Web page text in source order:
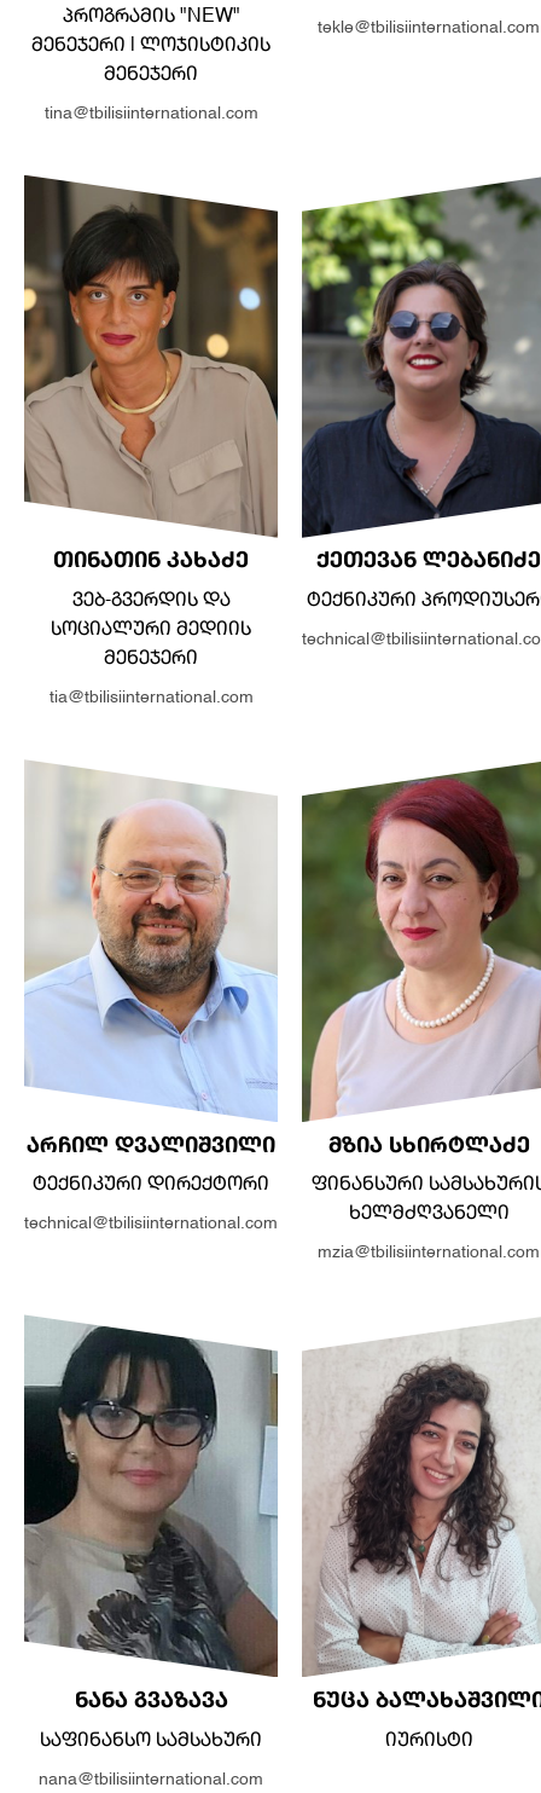
ᲞᲠᲝᲒᲠᲐᲛᲘᲡ "NEW"
ᲛᲔᲜᲔᲯᲔᲠᲘ | ᲚᲝᲯᲘᲡᲢᲘᲙᲘᲡ
ᲛᲔᲜᲔᲯᲔᲠᲘ
tina@tbilisiinternational.com
tekle@tbilisiinternational.com
ᲗᲘᲜᲐᲗᲘᲜ ᲙᲐᲮᲐᲫᲔ
ᲕᲔᲑ-ᲒᲕᲔᲠᲓᲘᲡ ᲓᲐ
ᲡᲝᲪᲘᲐᲚᲣᲠᲘ ᲛᲔᲓᲘᲘᲡ
ᲛᲔᲜᲔᲯᲔᲠᲘ
tia@tbilisiinternational.com
ᲥᲔᲗᲔᲕᲐᲜ ᲚᲔᲑᲐᲜᲘᲫᲔ
ᲢᲔᲥᲜᲘᲙᲣᲠᲘ
ᲐᲠᲩᲘᲚ ᲓᲕᲐᲚᲘᲨᲕᲘᲚᲘ
ᲢᲔᲥᲜᲘᲙᲣᲠᲘ ᲓᲘᲠᲔᲥᲢᲝᲠᲘ
technical@tbilisiinternational.com
ᲛᲖᲘᲐ ᲡᲮᲘᲠᲢᲚᲐᲫᲔ
ᲤᲘᲜᲐᲜᲡᲣᲠᲘ
ᲮᲔᲚᲛᲫᲦᲕᲐᲜᲔᲚᲘ
mzia@tbilisiinternational.com
ᲜᲐᲜᲐ ᲒᲕᲐᲖᲐᲕᲐ
ᲡᲐᲤᲘᲜᲐᲜᲡᲝ ᲡᲐᲛᲡᲐᲮᲣᲠᲘ
nana@tbilisiinternational.com
ᲜᲣᲪᲐ
ᲘᲣᲠᲘᲡᲢᲘ